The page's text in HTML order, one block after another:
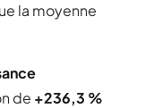
la moyenne
de +236,3 %